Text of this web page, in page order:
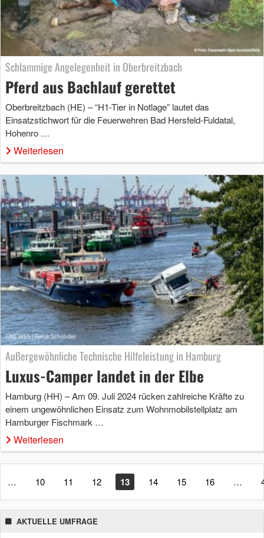
Schlammige Angelegenheit in Oberbreitzbach
Pferd aus Bachlauf gerettet
Oberbreitzbach (HE) – “H1-Tier in Notlage” lautet das
Einsatzstichwort für die Feuerwehren Bad Hersfeld-Fuldatal,
Hohenro …
Weiterlesen
Außergewöhnliche Technische Hilfeleistung in Hamburg
Luxus-Camper landet in der Elbe
Hamburg (HH) – Am 09. Juli 2024 rücken zahlreiche Kräfte zu
einem ungewöhnlichen Einsatz zum Wohnmobilstellplatz am
Hamburger Fischmark …
Weiterlesen
… 10 11 12 13 14 15 16 …
AKTUELLE UMFRAGE